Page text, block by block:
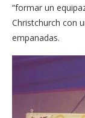
“formar un
Christchurch con
empanadas.